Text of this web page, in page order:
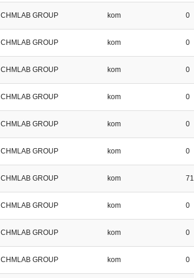
CHMLAB GROUP kom 0
CHMLAB GROUP kom 0
CHMLAB GROUP kom 0
CHMLAB GROUP kom 0
CHMLAB GROUP kom 0
CHMLAB GROUP kom 0
CHMLAB GROUP kom 71
CHMLAB GROUP kom 0
CHMLAB GROUP kom 0
CHMLAB GROUP kom 0